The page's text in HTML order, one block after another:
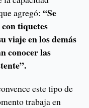
agregó: “Se
tiquetes
viaje en los demás
conocer las
este tipo de
trabaja en